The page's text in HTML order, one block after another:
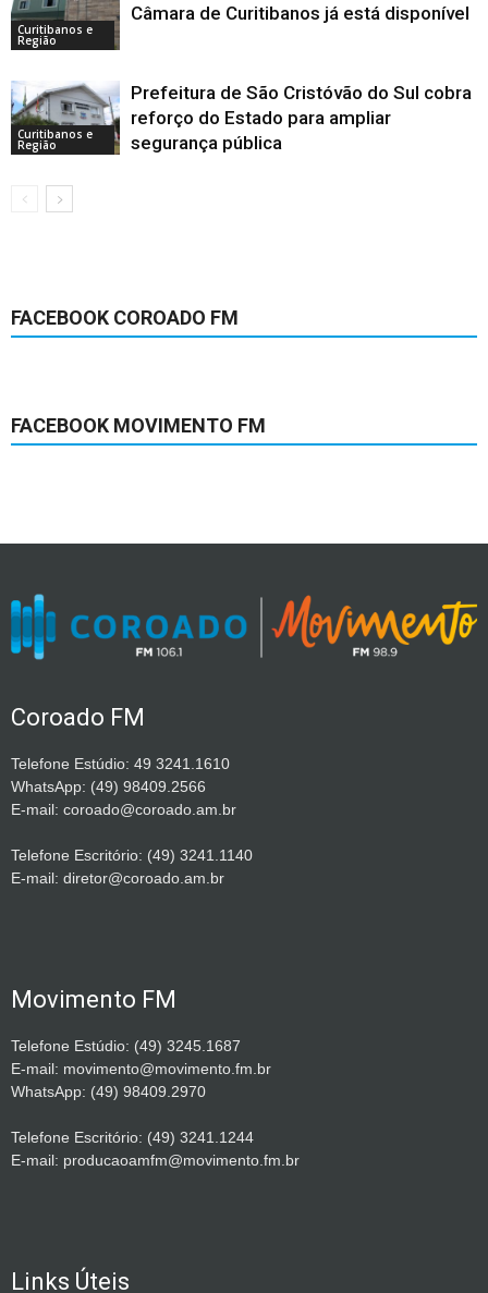
Curitibanos e
Região
Câmara de Curitibanos já está disponível
Curitibanos e
Região
Prefeitura de São Cristóvão do Sul cobra
reforço do Estado para ampliar
segurança pública
FACEBOOK COROADO FM
FACEBOOK MOVIMENTO FM
Coroado FM
Telefone Estúdio: 49 3241.1610
WhatsApp: (49) 98409.2566
E-mail: coroado@coroado.am.br
Telefone Escritório: (49) 3241.1140
E-mail: diretor@coroado.am.br
Movimento FM
Telefone Estúdio: (49) 3245.1687
E-mail: movimento@movimento.fm.br
WhatsApp: (49) 98409.2970
Telefone Escritório: (49) 3241.1244
E-mail: producaoamfm@movimento.fm.br
Links Úteis